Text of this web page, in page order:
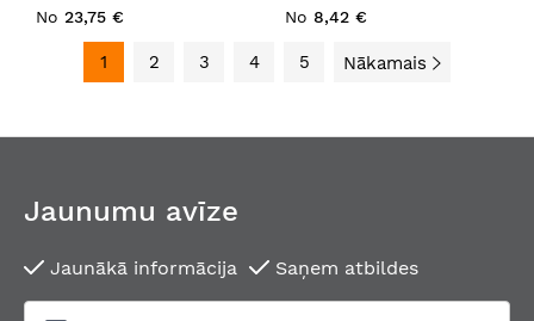
No 23,75 €
No 8,42 €
1 2 3 4 5 Nākamais
Jaunumu avīze
Jaunākā informācija Saņem atbildes